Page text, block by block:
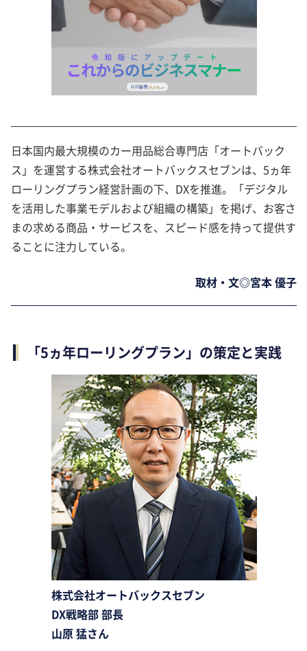
日本国内最大規模のカー用品総合専門店「オートバック
ス」を運営する株式会社オートバックスセブンは、5ヵ年
ローリングプラン経営計画の下、DXを推進。「デジタル
を活用した事業モデルおよび組織の構築」を掲げ、お客さ
まの求める商品・サービスを、スピード感を持って提供す
ることに注力している。
取材・文◎宮本 優子
「5ヵ年ローリングプラン」の策定と実践
株式会社オートバックスセブン
DX戦略部 部長
山原 猛さん